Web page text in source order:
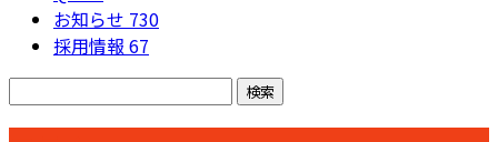
お知らせ 730
採用情報 67